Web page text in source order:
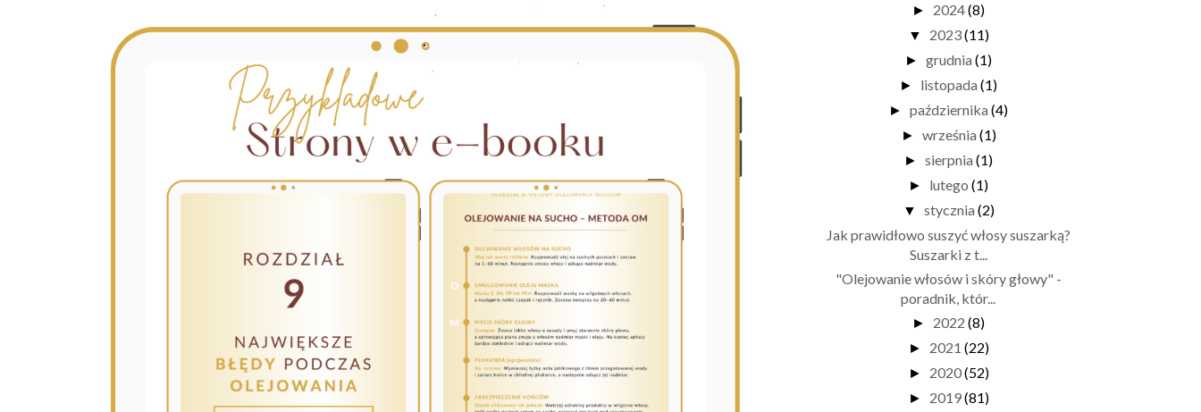
► 2024(8)
▼ 2023(11)
► grudnia (1)
► listopada (1)
► października (4)
► września (1)
► sierpnia (1)
► lutego (1)
▼ stycznia (2)
Jak prawidłowo suszyć włosy suszarką?
Suszarki z t...
"Olejowanie włosów i skóry głowy" -
poradnik, któr...
► 2022 (8)
► 2021 (22)
► 2020(52)
► 2019(81)